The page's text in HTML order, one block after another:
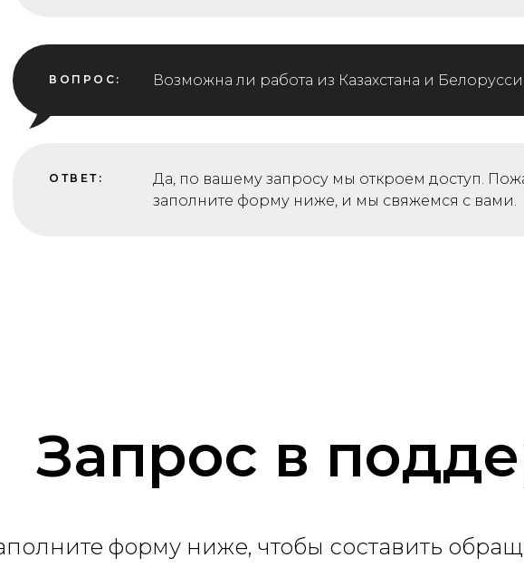
ВОПРОС: Возможна ли работа из Казахстана и
ОТВЕТ:
Да, по вашему запросу мы откроем доступ.
заполните форму ниже, и мы свяжемся с вами.
Запрос в
форму ниже, чтобы составить